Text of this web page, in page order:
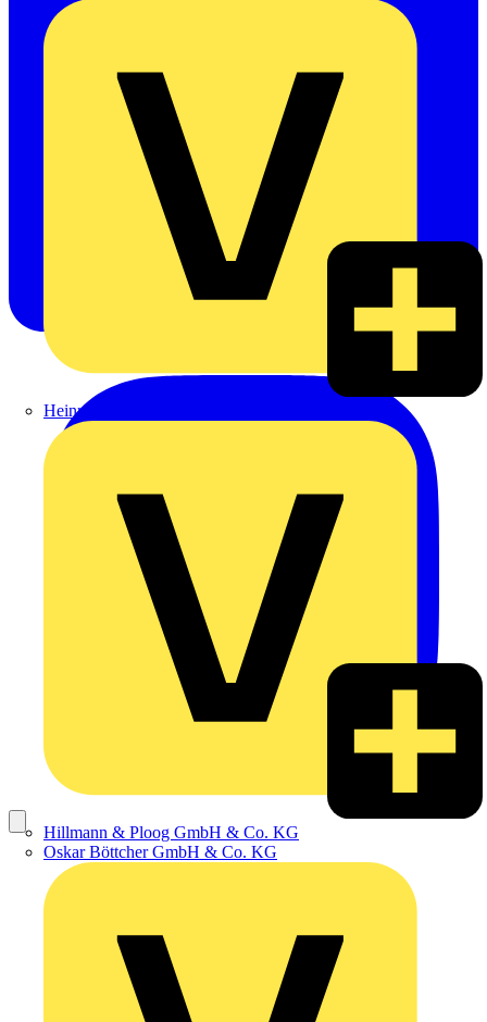
Heinrich Häusler GmbH
Hillmann & Ploog GmbH & Co. KG
Oskar Böttcher GmbH & Co. KG